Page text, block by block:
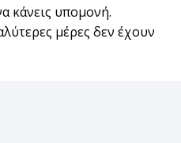
κάνεις υπομονή.
μέρες δεν έχουν